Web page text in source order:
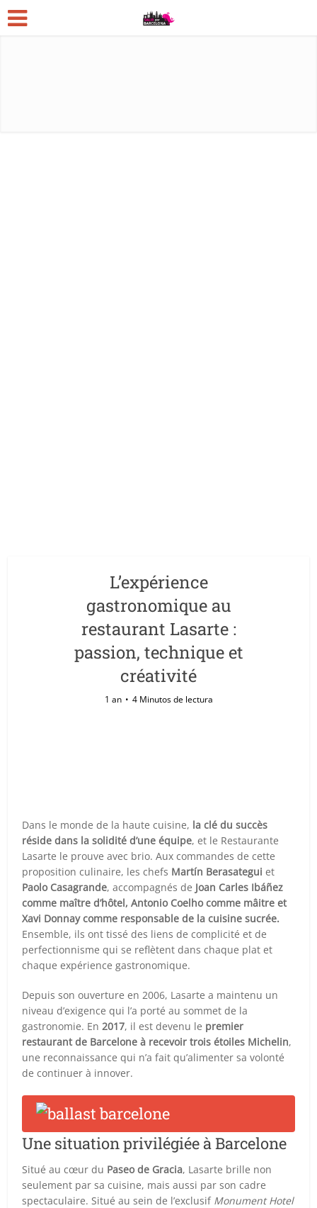
L’expérience
gastronomique au
restaurant Lasarte :
passion, technique et
créativité
1 an 4 Minutos de lectura
Dans le monde de la haute cuisine, la clé du succès
réside dans la solidité d’une équipe, et le Restaurante
Lasarte le prouve avec brio. Aux commandes de cette
proposition culinaire, les chefs Martín Berasategui et
Paolo Casagrande, accompagnés de Joan Carles Ibáñez
comme maître d’hôtel, Antonio Coelho comme mâitre et
Xavi Donnay comme responsable de la cuisine sucrée.
Ensemble, ils ont tissé des liens de complicité et de
perfectionnisme qui se reflètent dans chaque plat et
chaque expérience gastronomique.
Depuis son ouverture en 2006, Lasarte a maintenu un
niveau d’exigence qui l’a porté au sommet de la
gastronomie. En2017, il est devenu le premier
restaurant de Barcelone à recevoir trois étoiles Michelin,
une reconnaissance qui n’a fait qu’alimenter sa volonté
de continuer à innover.
Une situation privilégiée à Barcelone
Situé au cœur du Paseo de Gracia, Lasarte brille non
seulement par sa cuisine, mais aussi par son cadre
spectaculaire. Situé au sein de l’exclusif Monument Hotel